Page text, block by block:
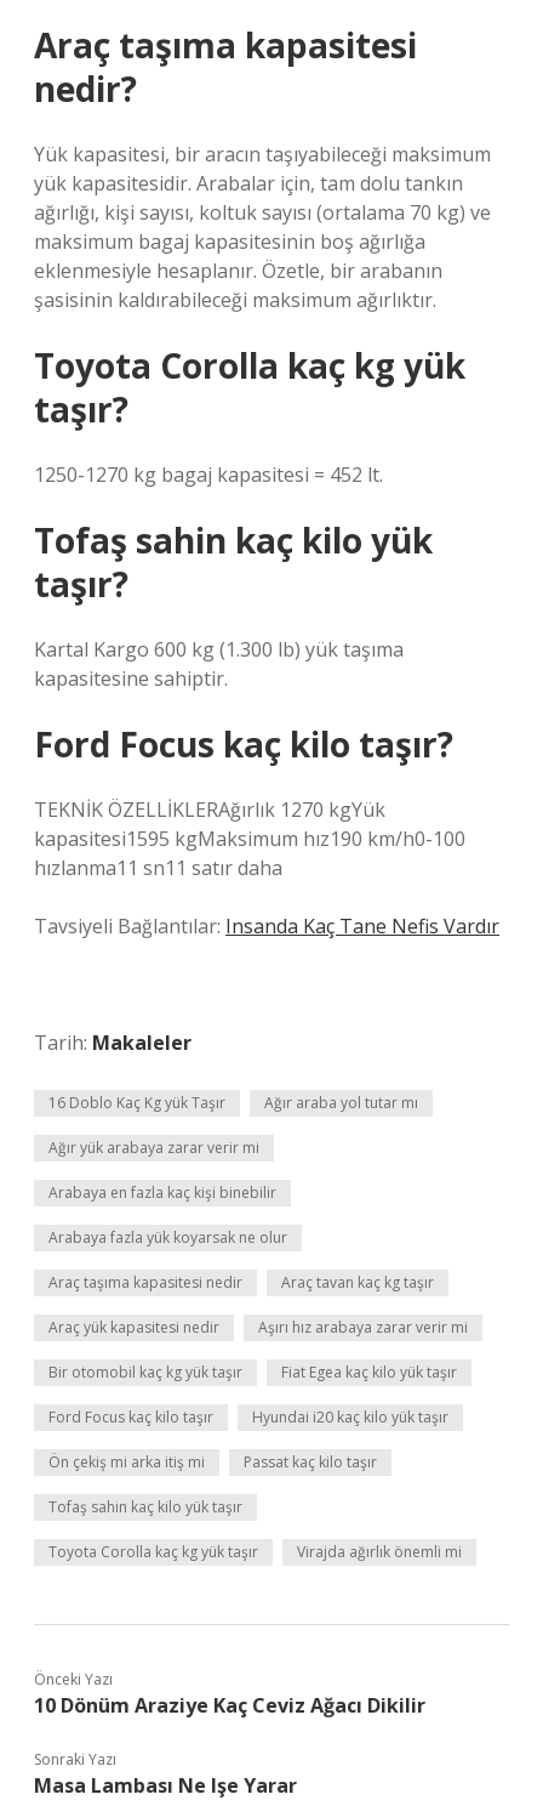
Araç taşıma kapasitesi
nedir?
Yük kapasitesi, bir aracın taşıyabileceği maksimum
yük kapasitesidir. Arabalar için, tam dolu tankın
ağırlığı, kişi sayısı, koltuk sayısı (ortalama 70 kg) ve
maksimum bagaj kapasitesinin boş ağırlığa
eklenmesiyle hesaplanır. Özetle, bir arabanın
şasisinin kaldırabileceği maksimum ağırlıktır.
Toyota Corolla kaç kg yük
taşır?
1250-1270 kg bagaj kapasitesi = 452 lt.
Tofaş sahin kaç kilo yük
taşır?
Kartal Kargo 600 kg (1.300 lb) yük taşıma
kapasitesine sahiptir.
Ford Focus kaç kilo taşır?
TEKNİK ÖZELLİKLERAğırlık 1270 kgYük
kapasitesi1595 kgMaksimum hız190 km/h0-100
hızlanma11 sn11 satır daha
Tavsiyeli Bağlantılar: Insanda Kaç Tane Nefis Vardır
Tarih: Makaleler
16 Doblo Kaç Kg yük Taşır Ağır araba yol tutar mı
Ağır yük arabaya zarar verir mi
Arabaya en fazla kaç kişi binebilir
Arabaya fazla yük koyarsak ne olur
Araç taşıma kapasitesi nedir Araç tavan kaç kg taşır
Araç yük kapasitesi nedir Aşırı hız arabaya zarar verir mi
Bir otomobil kaç kg yük taşır Fiat Egea kaç kilo yük taşır
Ford Focus kaç kilo taşır Hyundai i20 kaç kilo yük taşır
Ön çekiş mi arka itiş mi Passat kaç kilo taşır
Tofaş sahin kaç kilo yük taşır
Toyota Corolla kaç kg yük taşır Virajda ağırlık önemli mi
Önceki Yazı
10 Dönüm Araziye Kaç Ceviz Ağacı Dikilir
Sonraki Yazı
Masa Lambası Ne Işe Yarar